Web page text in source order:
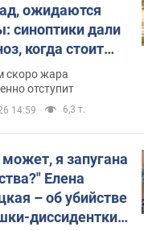
ожидаются
синоптики дали
когда стоит
изменения
скоро жара
отступит
14:59 6,3 т.
я запугана
Елена
– об убийстве
диссидентки